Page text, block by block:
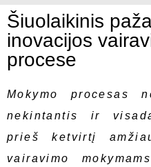
Šiuolaikinis
inovacijos
procese
Mokymo procesas
nekintantis ir
prieš ketvirtį
vairavimo